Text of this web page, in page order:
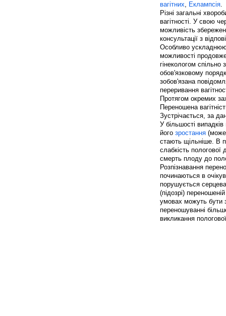
вагітних, Еклампсія.
Різні загальні
вагітності. У свою
можливість
консультації з
Особливо
можливості
гінекологом
обов'язковому
зобов'язана
переривання
Протягом окремих
Переношена
Зустрічається, за
У більшості
його зростання (може
стають щільніше. В
слабкість пологової
смерть плоду до
Розпізнавання
починаються в
порушується
(підозрі) переношеній
умовах можуть бути
переношуванні
викликання